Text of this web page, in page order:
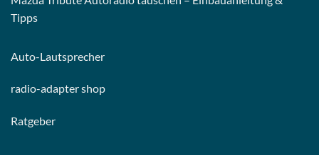
Tipps
Auto-Lautsprecher
radio-adapter shop
Ratgeber